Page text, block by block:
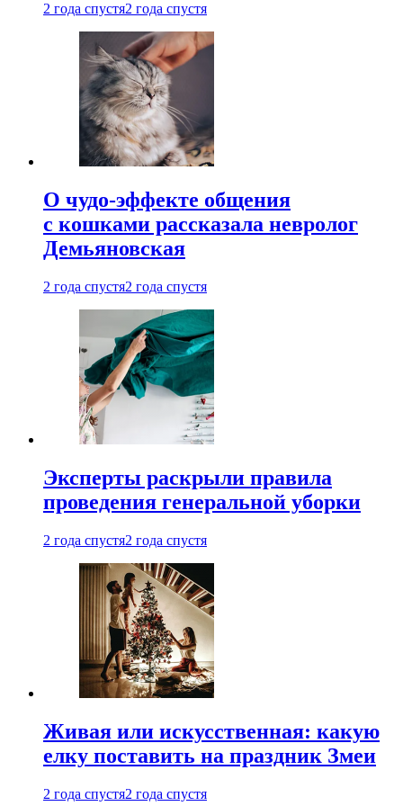
2 года спустя2 года спустя
О чудо-эффекте общения
с кошками рассказала невролог
Демьяновская
2 года спустя2 года спустя
Эксперты раскрыли правила
проведения генеральной уборки
2 года спустя2 года спустя
Живая или искусственная: какую
елку поставить на праздник Змеи
2 года спустя2 года спустя